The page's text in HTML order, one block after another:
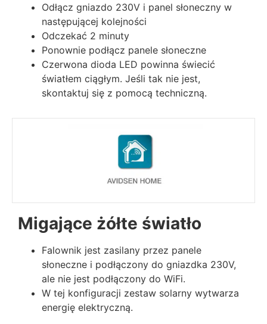
Odłącz gniazdo 230V i panel słoneczny w
następującej kolejności
Odczekać 2 minuty
Ponownie podłącz panele słoneczne
Czerwona dioda LED powinna świecić
światłem ciągłym. Jeśli tak nie jest,
skontaktuj się z pomocą techniczną.
Migające żółte światło
Falownik jest zasilany przez panele
słoneczne i podłączony do gniazdka 230V,
ale nie jest podłączony do WiFi.
W tej konfiguracji zestaw solarny wytwarza
energię elektryczną.